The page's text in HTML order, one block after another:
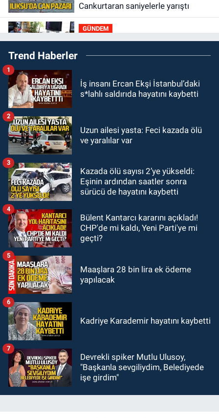
Cankurtaran saniyelerle yarıştı
GÜNDEM
19:01Çaycumalılar Derneği
Başkanı Savaş Çiloğlu GMİS
17:45Kozlu Belediyespor, Tezcan
Gökmen'i kadrosuna kattı
17:39Şampiyondan GMİS'e
Zonguldak
13:39
görevinden ayrıldı.
Trend Haberler
İş insanı Ercan Ekşi İstanbul’daki
s*lahlı saldırıda hayatını kaybetti
1
Uzun ailesi yasta: Feci kazada ölü
ve yaralılar var
2
Kazada ölü sayısı 2’ye yükseldi:
Eşinin ardından saatler sonra
sürücü de hayatını kaybetti
3
Bülent Kantarcı kararını açıkladı!
CHP'de mi kaldı, Yeni Parti'ye mi
geçti?
4
Maaşlara 28 bin lira ek ödeme
yapılacak
5
Kadriye Karademir hayatını kaybetti
6
Devrekli spiker Mutlu Ulusoy,
"Başkanla sevgiliydim, Belediyede
işe girdim"
7